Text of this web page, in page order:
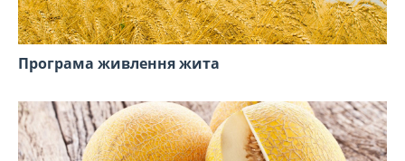
Програма живлення жита